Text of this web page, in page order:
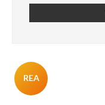
REA